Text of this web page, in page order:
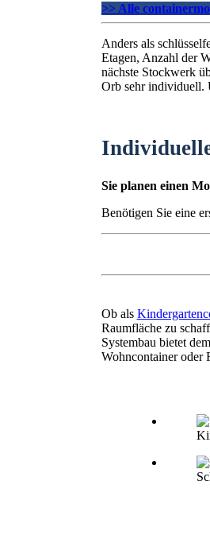
>> Alle
Anders als
Etagen, Anzahl der
nächste Stockwerk
Orb sehr individuell.
Sie planen einen
Benötigen Sie eine
Ob als
Raumfläche zu
Systembau bietet
Wohncontainer oder